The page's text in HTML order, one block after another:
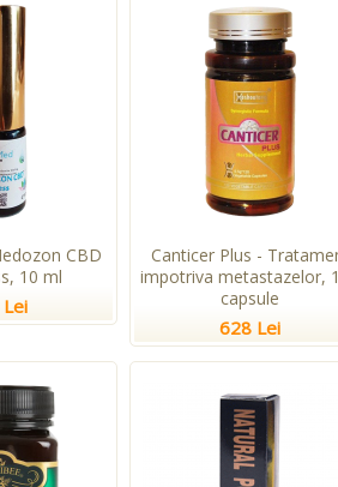
CBD
10 ml
Canticer Plus -
impotriva metastazelor,
capsule
628 Lei